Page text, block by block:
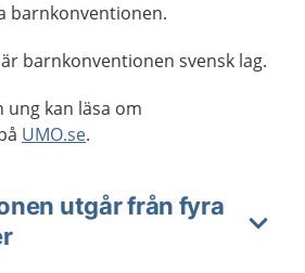
barnkonventionen.
barnkonventionen svensk lag.
ung kan läsa om
UMO.se.
utgår från fyra